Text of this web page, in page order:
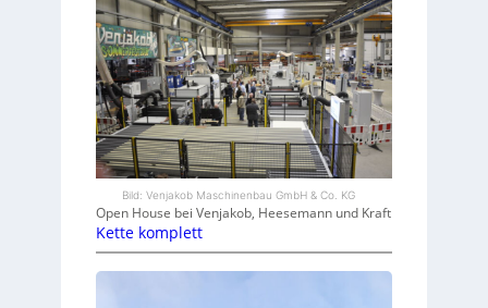
Bild: Venjakob Maschinenbau GmbH & Co. KG
Open House bei Venjakob, Heesemann und Kraft
Kette komplett